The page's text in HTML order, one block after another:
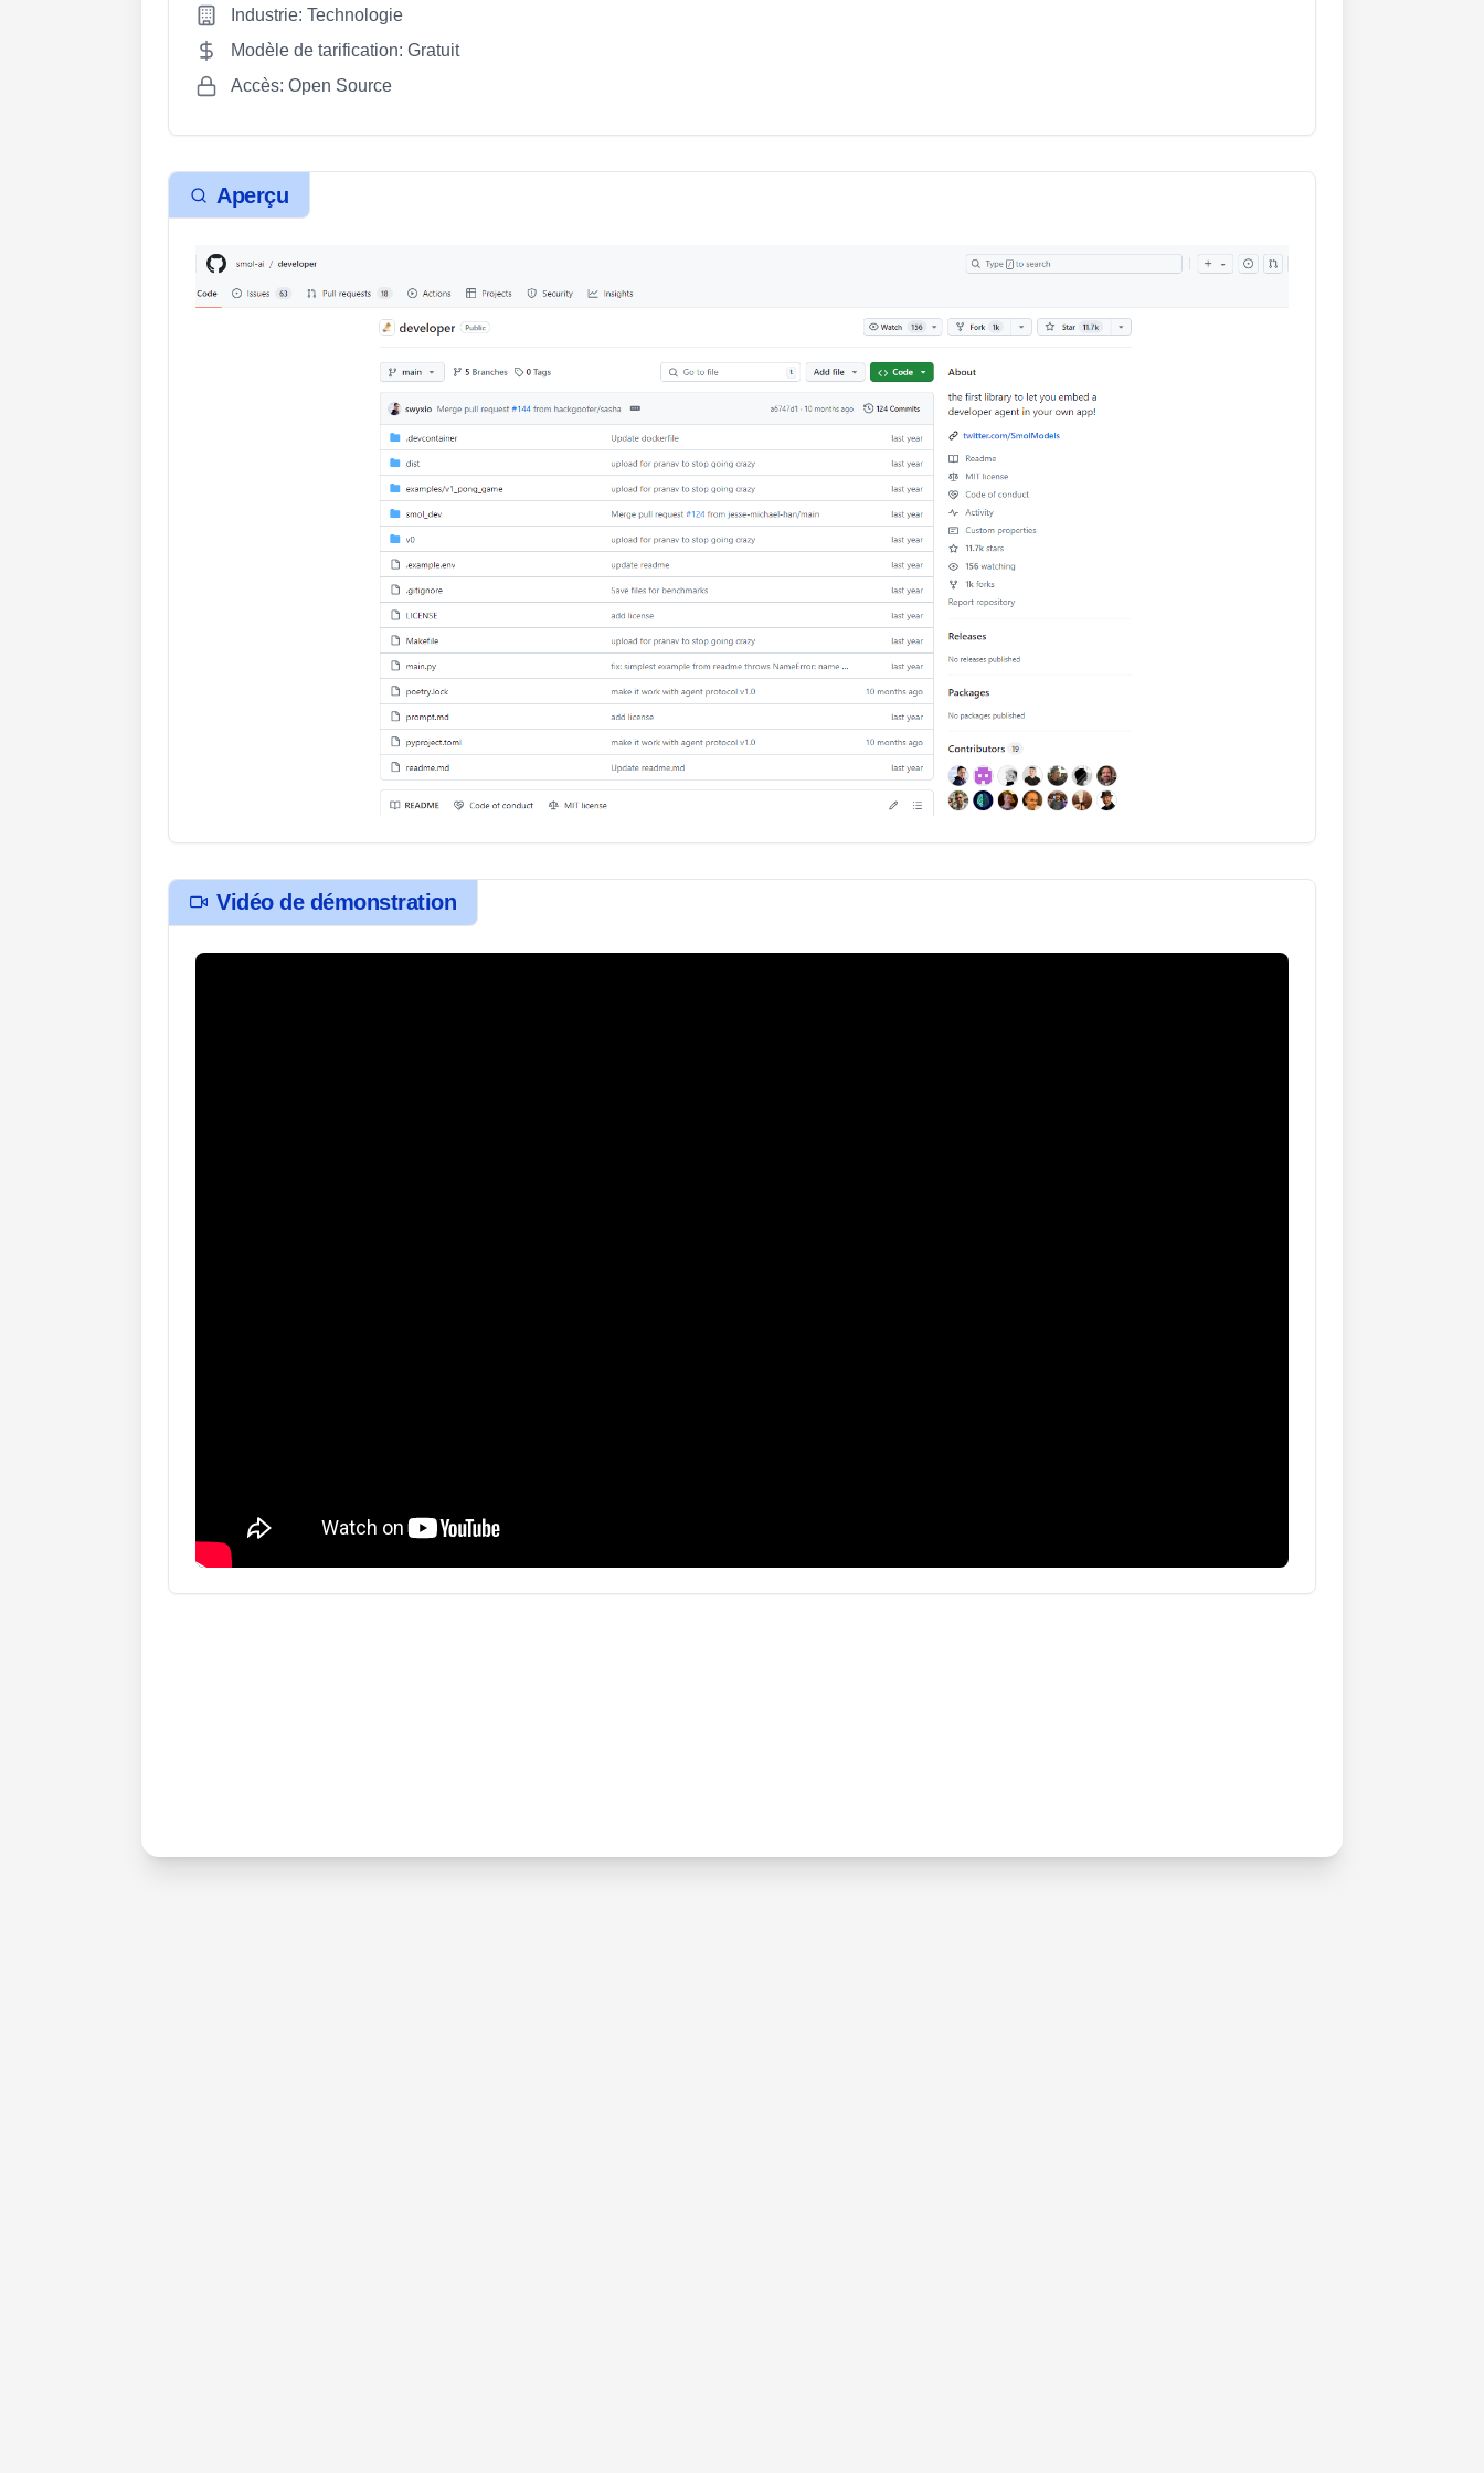
Industrie: Technologie
Modèle de tarification: Gratuit
Accès: Open Source
Aperçu
Vidéo de démonstration